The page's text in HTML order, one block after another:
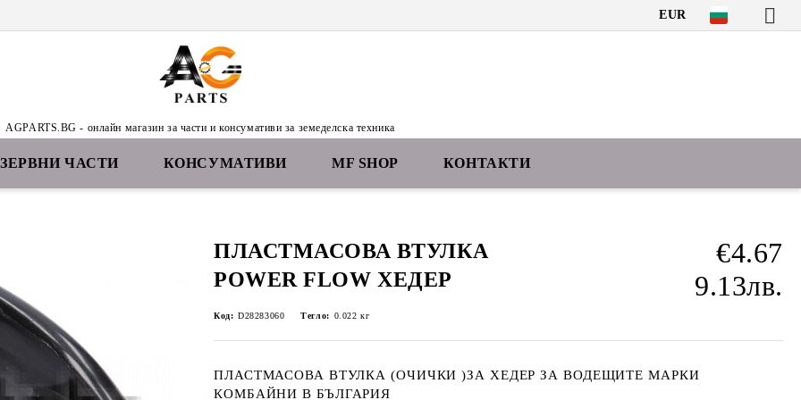
EUR
AGPARTS.BG - онлайн магазин за части и консумативи за земеделска техника
ЧАСТИ КОНСУМАТИВИ MF SHOP КОНТАКТИ
ПЛАСТМАСОВА ВТУЛКА
POWER FLOW ХЕДЕР
€4.67
9.13лв.
Код: D28283060 Тегло: 0.022 кг
ПЛАСТМАСОВА ВТУЛКА (ОЧИЧКИ )ЗА ХЕДЕР ЗА ВОДЕЩИТЕ МАРКИ
КОМБАЙНИ В БЪЛГАРИЯ